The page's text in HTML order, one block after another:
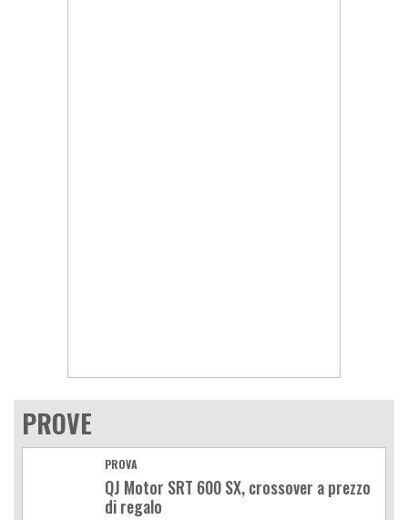
PROVE
PROVA
QJ Motor SRT 600 SX, crossover a prezzo
di regalo